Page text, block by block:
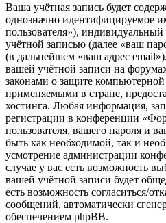
Ваша учётная запись будет
однозначно идентифицируемое
пользователя»),
учётной записью (далее «ваш
(в дальнейшем «ваш адрес
вашей учётной записи на
законами о защите
применяемыми в стране,
хостинга. Любая информация,
регистрации в конференции
пользователя, вашего пароля и
быть как необходимой, так и
усмотрение администрации
случае у вас есть возможность
вашей учётной записи будет
есть возможность согласиться/
сообщений, автоматически
обеспечением phpBB.